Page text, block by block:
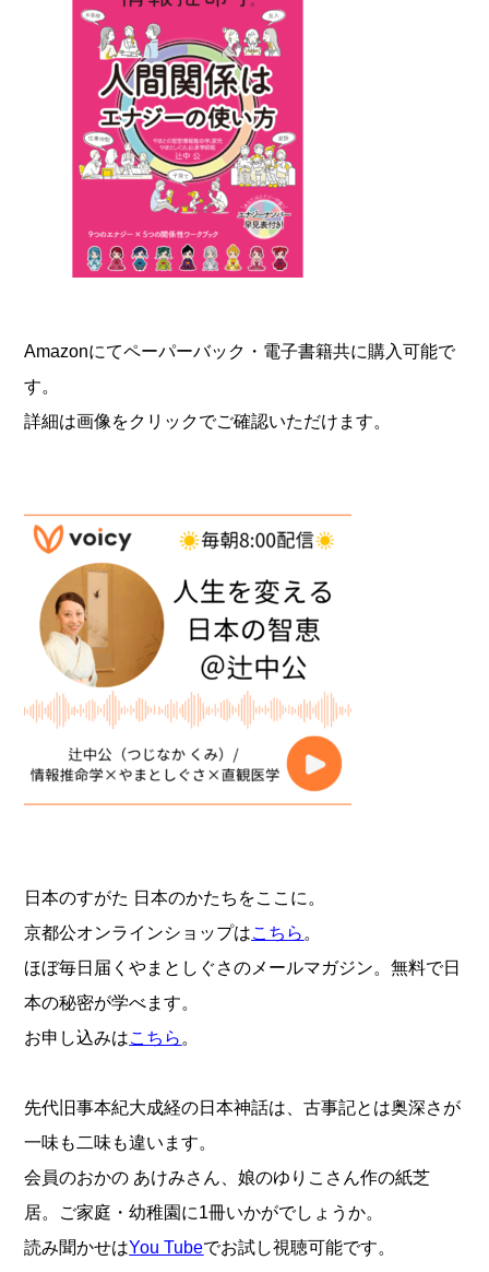
Amazonにてペーパーバック・電子書籍共に購入可能で
す。
詳細は画像をクリックでご確認いただけます。
日本のすがた 日本のかたちをここに。
京都公オンラインショップはこちら 。
ほぼ毎日届くやまとしぐさのメールマガジン。無料で日
本の秘密が学べます。
お申し込みはこちら 。
先代旧事本紀大成経の日本神話は、古事記とは奥深さが
一味も二味も違います。
会員のおかの あけみさん、娘のゆりこさん作の紙芝
居。ご家庭・幼稚園に1冊いかがでしょうか。
読み聞かせはYou Tubeでお試し視聴可能です。